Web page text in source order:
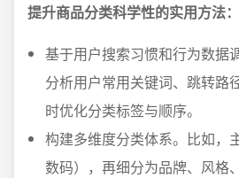
提升商品分类科学性的实用方法：
基于用户搜索习惯和行为数据
分析用户常用关键词、跳转路
时优化分类标签与顺序。
构建多维度分类体系。比如，
数码），再细分为品牌、风格